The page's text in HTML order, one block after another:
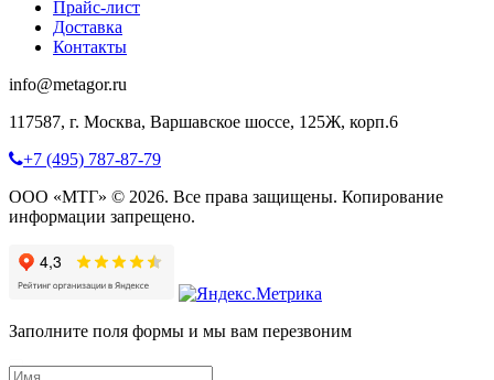
Прайс-лист
Доставка
Контакты
info@metagor.ru
117587, г. Москва, Варшавское шоссе, 125Ж, корп.6
+7 (495) 787-87-79
ООО «МТГ» © 2026. Все права защищены. Копирование
информации запрещено.
Заполните поля формы и мы вам перезвоним